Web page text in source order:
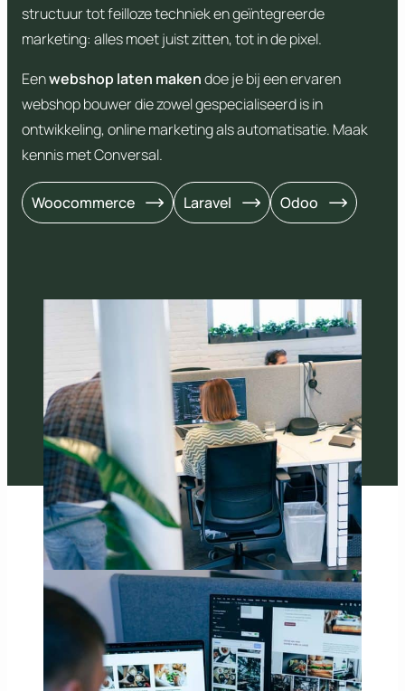
structuur tot feilloze techniek en geïntegreerde
marketing: alles moet juist zitten, tot in de pixel.
Eenwebshop laten makendoe je bij een ervaren
webshop bouwer die zowel gespecialiseerd is in
ontwikkeling, online marketing als automatisatie. Maak
kennis met Conversal.
Woocommerce Laravel Odoo